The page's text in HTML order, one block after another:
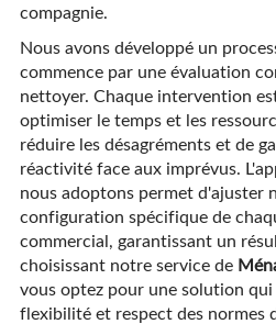
compagnie.
Nous avons développé un
commence par une évaluation
nettoyer. Chaque intervention
optimiser le temps et les
réduire les désagréments et de
réactivité face aux imprévus.
nous adoptons permet d'ajuster
configuration spécifique de
commercial, garantissant un
choisissant notre service de
vous optez pour une solution
flexibilité et respect des normes